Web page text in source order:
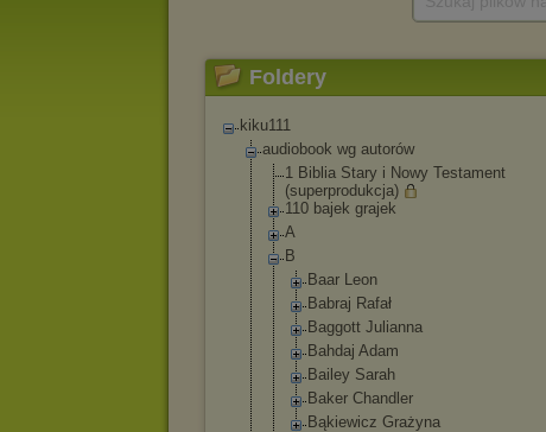
Foldery
kiku111
audiobook wg autorów
1 Biblia Stary i Nowy Testament
(superprodukcja)
110 bajek grajek
A
B
Baar Leon
Babraj Rafał
Baggott Julianna
Bahdaj Adam
Bailey Sarah
Baker Chandler
Bąkiewicz Grażyna